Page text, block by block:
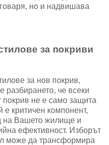
но и надвишава
за покриви
за нов покрив,
разбирането, че всеки
не е само защита
критичен компонент,
на Вашето жилище и
ефективност. Изборът
може да трансформира